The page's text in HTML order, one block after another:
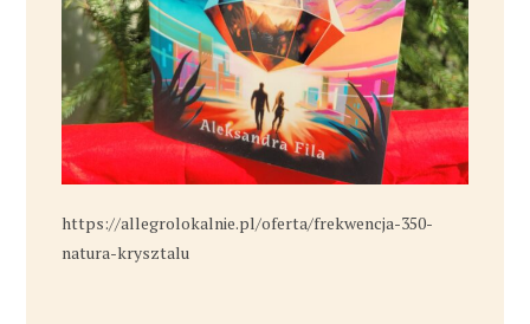
https://allegrolokalnie.pl/oferta/frekwencja-350-
natura-krysztalu